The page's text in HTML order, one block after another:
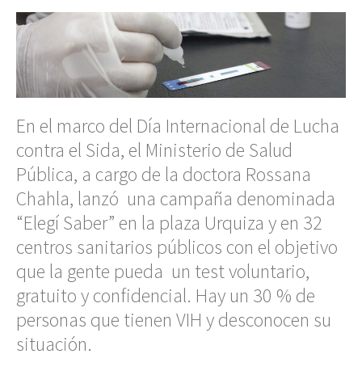
En el marco del Día Internacional de Lucha
contra el Sida, el Ministerio de Salud
Pública, a cargo de la doctora Rossana
Chahla, lanzó una campaña denominada
“Elegí Saber” en la plaza Urquiza y en 32
centros sanitarios públicos con el objetivo
que la gente pueda un test voluntario,
gratuito y confidencial. Hay un 30 % de
personas que tienen VIH y desconocen su
situación.